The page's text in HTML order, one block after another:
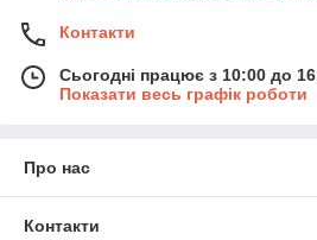
Контакти
Сьогодні працює з 10:00 до
Показати весь графік роботи
Про нас
Контакти